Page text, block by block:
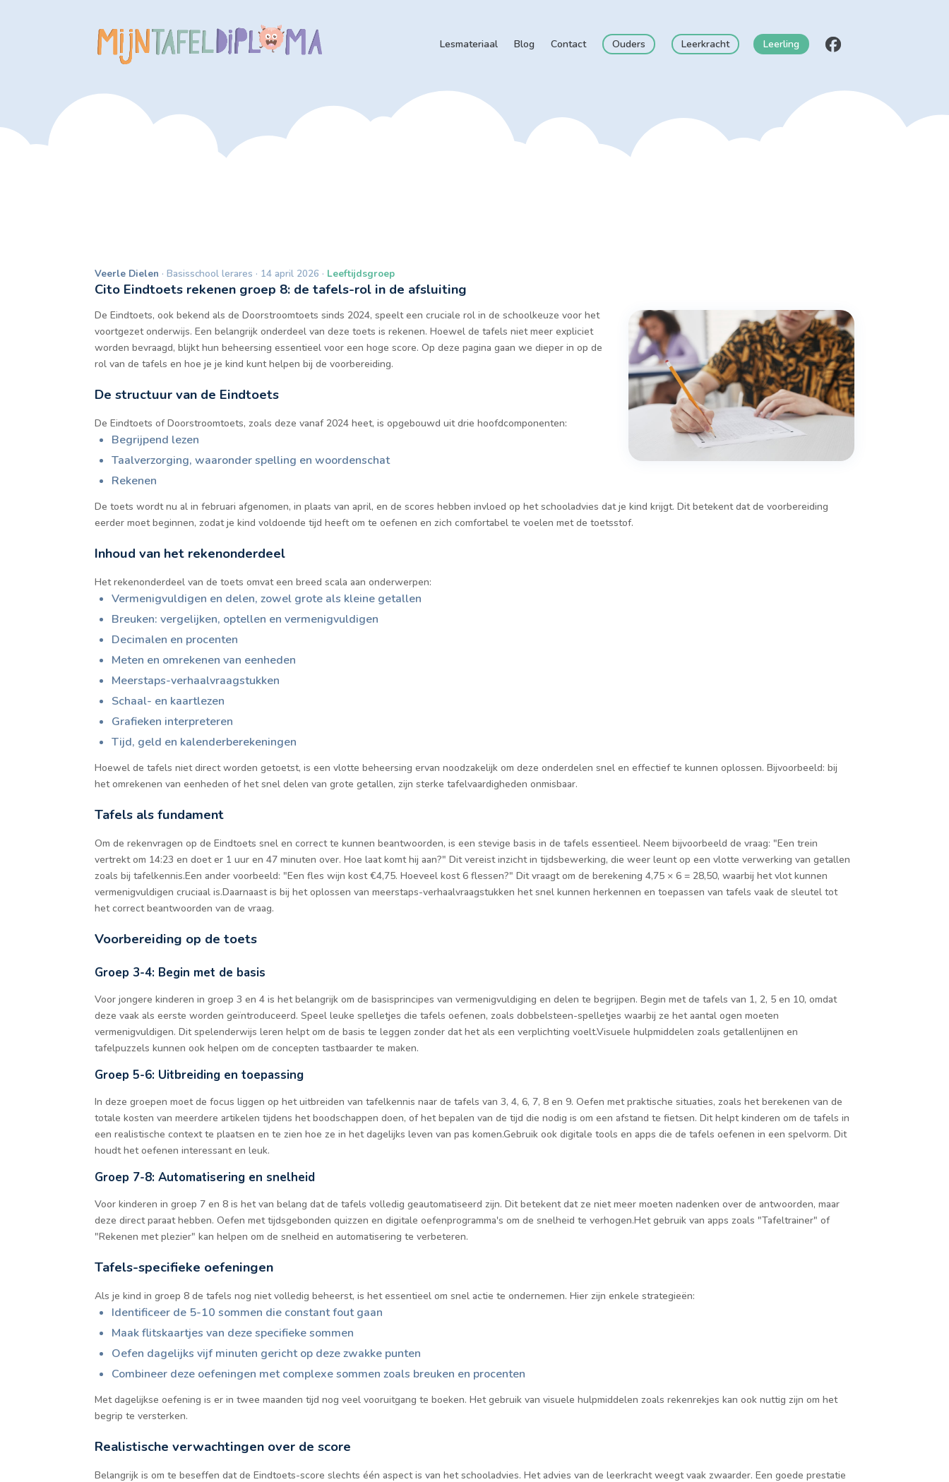
Lesmateriaal Blog Contact Ouders Leerkracht Leerling
Veerle Dielen · Basisschool lerares · 14 april 2026 · Leeftijdsgroep
Cito Eindtoets rekenen groep 8: de tafels-rol in de afsluiting
De Eindtoets, ook bekend als de Doorstroomtoets sinds 2024, speelt een cruciale rol in de schoolkeuze voor het
voortgezet onderwijs. Een belangrijk onderdeel van deze toets is rekenen. Hoewel de tafels niet meer expliciet
worden bevraagd, blijkt hun beheersing essentieel voor een hoge score. Op deze pagina gaan we dieper in op de
rol van de tafels en hoe je je kind kunt helpen bij de voorbereiding.
De structuur van de Eindtoets
De Eindtoets of Doorstroomtoets, zoals deze vanaf 2024 heet, is opgebouwd uit drie hoofdcomponenten:
Begrijpend lezen
Taalverzorging, waaronder spelling en woordenschat
Rekenen
De toets wordt nu al in februari afgenomen, in plaats van april, en de scores hebben invloed op het schooladvies dat je kind krijgt. Dit betekent dat de voorbereiding
eerder moet beginnen, zodat je kind voldoende tijd heeft om te oefenen en zich comfortabel te voelen met de toetsstof.
Inhoud van het rekenonderdeel
Het rekenonderdeel van de toets omvat een breed scala aan onderwerpen:
Vermenigvuldigen en delen, zowel grote als kleine getallen
Breuken: vergelijken, optellen en vermenigvuldigen
Decimalen en procenten
Meten en omrekenen van eenheden
Meerstaps-verhaalvraagstukken
Schaal- en kaartlezen
Grafieken interpreteren
Tijd, geld en kalenderberekeningen
Hoewel de tafels niet direct worden getoetst, is een vlotte beheersing ervan noodzakelijk om deze onderdelen snel en effectief te kunnen oplossen. Bijvoorbeeld: bij
het omrekenen van eenheden of het snel delen van grote getallen, zijn sterke tafelvaardigheden onmisbaar.
Tafels als fundament
Om de rekenvragen op de Eindtoets snel en correct te kunnen beantwoorden, is een stevige basis in de tafels essentieel. Neem bijvoorbeeld de vraag: "Een trein
vertrekt om 14:23 en doet er 1 uur en 47 minuten over. Hoe laat komt hij aan?" Dit vereist inzicht in tijdsbewerking, die weer leunt op een vlotte verwerking van getallen
zoals bij tafelkennis.Een ander voorbeeld: "Een fles wijn kost €4,75. Hoeveel kost 6 flessen?" Dit vraagt om de berekening 4,75 × 6 = 28,50, waarbij het vlot kunnen
vermenigvuldigen cruciaal is.Daarnaast is bij het oplossen van meerstaps-verhaalvraagstukken het snel kunnen herkennen en toepassen van tafels vaak de sleutel tot
het correct beantwoorden van de vraag.
Voorbereiding op de toets
Groep 3-4: Begin met de basis
Voor jongere kinderen in groep 3 en 4 is het belangrijk om de basisprincipes van vermenigvuldiging en delen te begrijpen. Begin met de tafels van 1, 2, 5 en 10, omdat
deze vaak als eerste worden geïntroduceerd. Speel leuke spelletjes die tafels oefenen, zoals dobbelsteen-spelletjes waarbij ze het aantal ogen moeten
vermenigvuldigen. Dit spelenderwijs leren helpt om de basis te leggen zonder dat het als een verplichting voelt.Visuele hulpmiddelen zoals getallenlijnen en
tafelpuzzels kunnen ook helpen om de concepten tastbaarder te maken.
Groep 5-6: Uitbreiding en toepassing
In deze groepen moet de focus liggen op het uitbreiden van tafelkennis naar de tafels van 3, 4, 6, 7, 8 en 9. Oefen met praktische situaties, zoals het berekenen van de
totale kosten van meerdere artikelen tijdens het boodschappen doen, of het bepalen van de tijd die nodig is om een afstand te fietsen. Dit helpt kinderen om de tafels in
een realistische context te plaatsen en te zien hoe ze in het dagelijks leven van pas komen.Gebruik ook digitale tools en apps die de tafels oefenen in een spelvorm. Dit
houdt het oefenen interessant en leuk.
Groep 7-8: Automatisering en snelheid
Voor kinderen in groep 7 en 8 is het van belang dat de tafels volledig geautomatiseerd zijn. Dit betekent dat ze niet meer moeten nadenken over de antwoorden, maar
deze direct paraat hebben. Oefen met tijdsgebonden quizzen en digitale oefenprogramma's om de snelheid te verhogen.Het gebruik van apps zoals "Tafeltrainer" of
"Rekenen met plezier" kan helpen om de snelheid en automatisering te verbeteren.
Tafels-specifieke oefeningen
Als je kind in groep 8 de tafels nog niet volledig beheerst, is het essentieel om snel actie te ondernemen. Hier zijn enkele strategieën:
Identificeer de 5-10 sommen die constant fout gaan
Maak flitskaartjes van deze specifieke sommen
Oefen dagelijks vijf minuten gericht op deze zwakke punten
Combineer deze oefeningen met complexe sommen zoals breuken en procenten
Met dagelijkse oefening is er in twee maanden tijd nog veel vooruitgang te boeken. Het gebruik van visuele hulpmiddelen zoals rekenrekjes kan ook nuttig zijn om het
begrip te versterken.
Realistische verwachtingen over de score
Belangrijk is om te beseffen dat de Eindtoets-score slechts één aspect is van het schooladvies. Het advies van de leerkracht weegt vaak zwaarder. Een goede prestatie